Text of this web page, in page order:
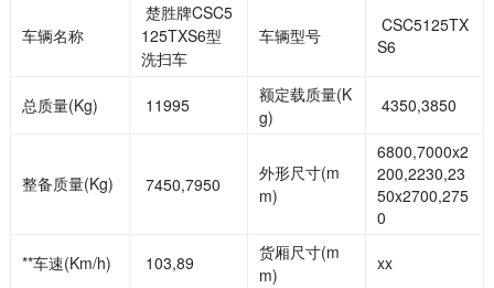
车辆名称
楚胜牌CSC5
125TXS6型
洗扫车
车辆型号
CSC5125TX
S6
总质量(Kg) 11995
额定载质量(K
g)
4350,3850
整备质量(Kg) 7450,7950
外形尺寸(m
m)
6800,7000x2
200,2230,23
50x2700,275
0
**车速(Km/h) 103,89
货厢尺寸(m
m)
xx